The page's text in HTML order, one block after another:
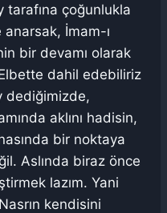
tarafına çoğunlukla
İmam-ı
bir devamı olarak
dahil edebiliriz
dediğimizde,
aklını hadisin,
bir noktaya
Aslında biraz önce
lazım. Yani
kendisini